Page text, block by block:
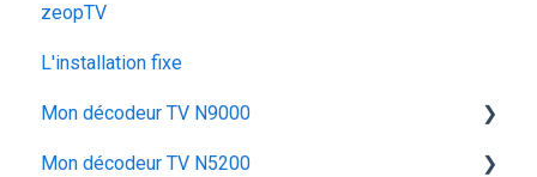
Iskratel Innbox M92
Configurer & Utiliser : Mes Pods
Configurer mon décodeur TV
Utiliser mon décodeur TV
Dépanner mon décodeur TV
zeopTV
L'installation fixe
Mon décodeur TV N9000
Utiliser mon décodeur TV N9000
Mon décodeur TV N5200